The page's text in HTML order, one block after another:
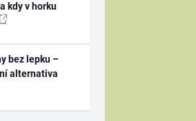
kdy v horku
bez lepku –
alternativa